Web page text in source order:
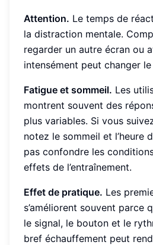
Attention. Le temps de
la distraction mentale.
regarder un autre écran ou
intensément peut changer
Fatigue et sommeil. Les
montrent souvent des
plus variables. Si vous
notez le sommeil et l’heure
pas confondre les
effets de l’entraînement.
Effet de pratique. Les
s’améliorent souvent parce
le signal, le bouton et le
bref échauffement peut